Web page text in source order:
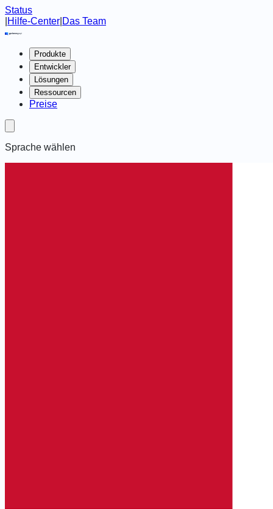
Status
Hilfe-Center Das Team
Produkte
Entwickler
Lösungen
Ressourcen
Preise
Sprache wählen